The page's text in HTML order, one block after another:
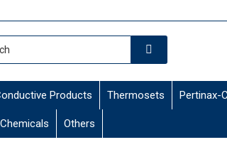
Products Thermosets Pertinax-
Others